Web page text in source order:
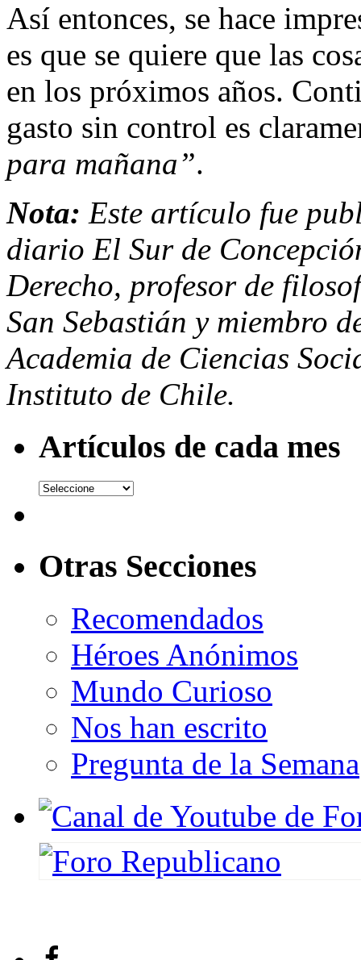
Así entonces, se hace
es que se quiere que las
en los próximos años.
gasto sin control es
para mañana”.
Nota: Este artículo fue
diario El Sur de
Derecho, profesor de
San Sebastián y miembro
Academia de Ciencias
Instituto de Chile.
Artículos de cada mes
Otras Secciones
Recomendados
Héroes Anónimos
Mundo Curioso
Nos han escrito
Pregunta de la Semana